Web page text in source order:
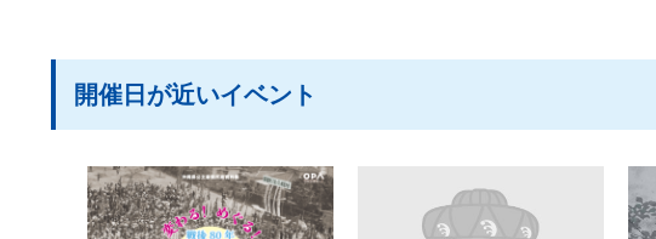
開催日が近いイベント